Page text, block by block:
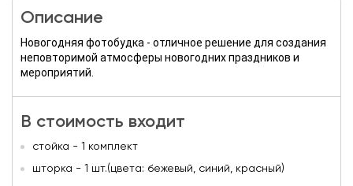
Описание
Новогодняя фотобудка - отличное решение для создания
неповторимой атмосферы новогодних праздников и
мероприятий.
В стоимость входит
стойка - 1 комплект
шторка - 1 шт.(цвета: бежевый, синий, красный)